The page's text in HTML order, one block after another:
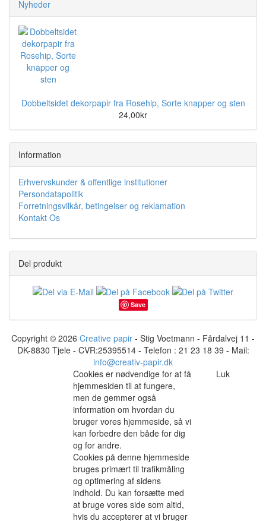
Nyheder
Dobbeltsidet dekorpapir fra Rosehip, Sorte knapper og sten
24,00kr
Information
Erhvervskunder & offentlige institutioner
Persondatapolitik
Forretningsvilkår, betingelser og reklamation
Kontakt Os
Del produkt
Save
Copyright © 2026 Creative papir - Stig Voetmann - Fårdalvej 11 -
DK-8830 Tjele - CVR:25395514 - Telefon : 21 23 18 39 - Mail:
info@creativ-papir.dk
Cookies er nødvendige for at få
hjemmesiden til at fungere,
men de gemmer også
information om hvordan du
bruger vores hjemmeside, så vi
kan forbedre den både for dig
og for andre.
Cookies på denne hjemmeside
bruges primært til trafikmåling
og optimering af sidens
indhold. Du kan forsætte med
at bruge vores side som altid,
hvis du accepterer at vi bruger
Luk